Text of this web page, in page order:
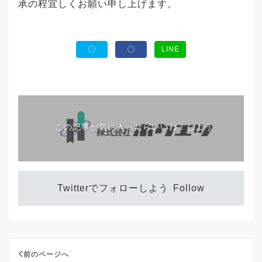
承の程宜しくお願い申し上げます。
LINE
この記事が気に入ったらいいね！しよう
Twitterでフォローしよう Follow
前のページへ